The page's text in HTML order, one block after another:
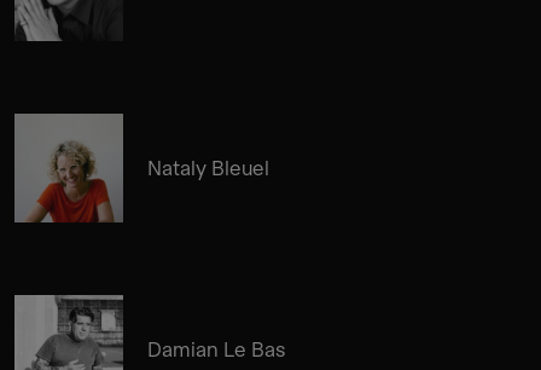
Nataly Bleuel
Damian Le Bas